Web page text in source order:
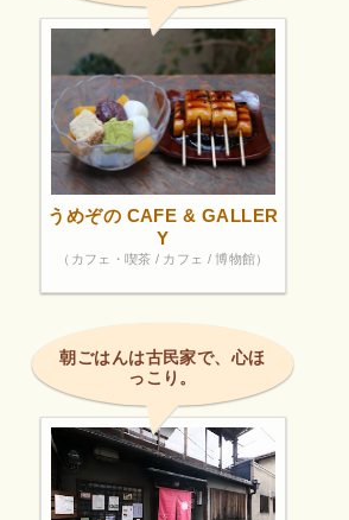
うめぞの CAFE & GALLER
Y
（カフェ・喫茶 / カフェ / 博物館）
朝ごはんは古民家で、心ほ
っこり。